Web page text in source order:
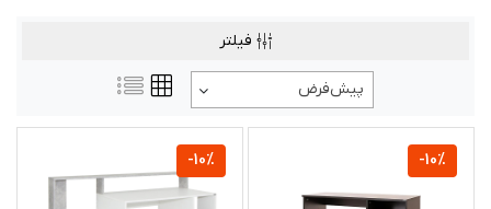
فیلتر
پیش‌فرض
-10%
-10%